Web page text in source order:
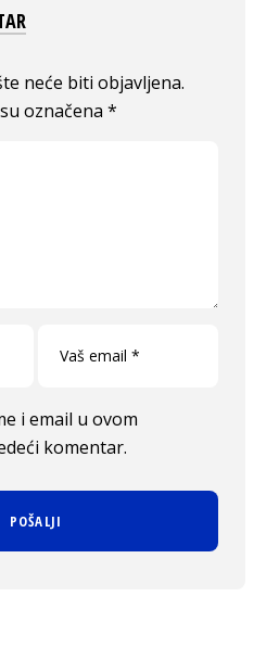
neće biti objavljena.
označena*
i email u ovom
komentar.